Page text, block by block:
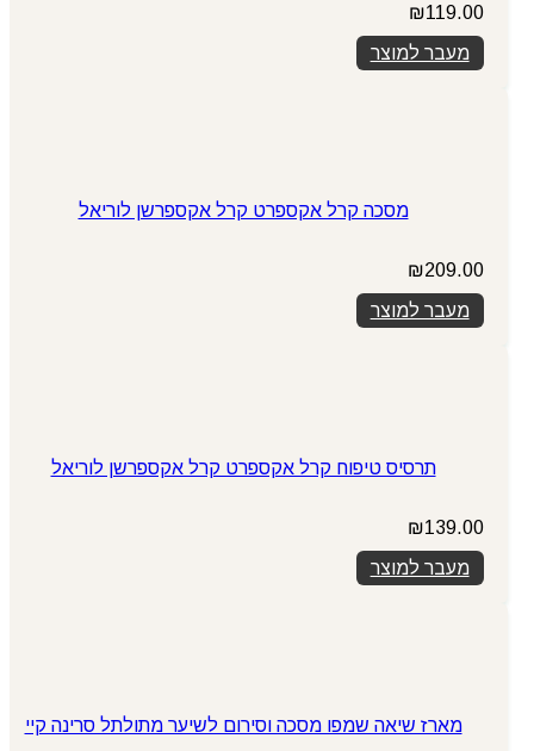
₪119.00
מעבר למוצר
מסכה קרל אקספרט קרל אקספרשן לוריאל
₪209.00
מעבר למוצר
תרסיס טיפוח קרל אקספרט קרל אקספרשן לוריאל
₪139.00
מעבר למוצר
מארז שיאה שמפו מסכה וסירום לשיער מתולתל סרינה קיי